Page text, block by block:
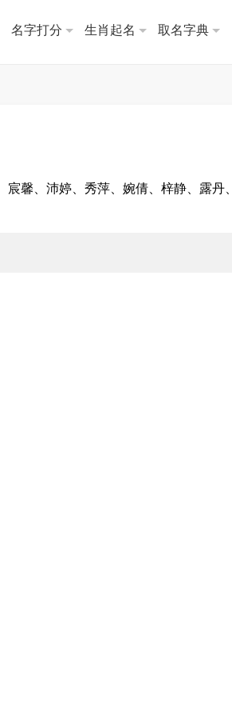
名字打分 生肖起名 取名字典
馨、沛婷、秀萍、婉倩、梓静、露丹、